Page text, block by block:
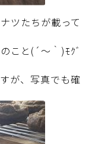
ツたちが載って
こと(´～｀)ﾓｸﾞ
が、写真でも確